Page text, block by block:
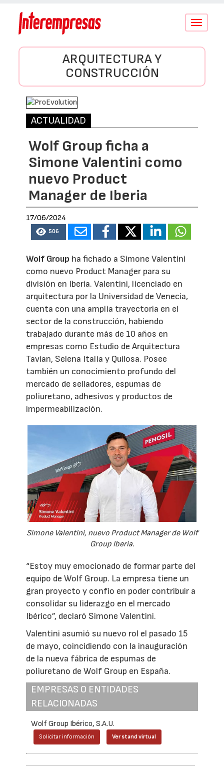
Conmutar
ARQUITECTURA Y
CONSTRUCCIÓN
ACTUALIDAD
Wolf Group ficha a
Simone Valentini como
nuevo Product
Manager de Iberia
17/06/2024
506
Wolf Group ha fichado a Simone Valentini
como nuevo Product Manager para su
división en Iberia. Valentini, licenciado en
arquitectura por la Universidad de Venecia,
cuenta con una amplia trayectoria en el
sector de la construcción, habiendo
trabajado durante más de 10 años en
empresas como Estudio de Arquitectura
Tavian, Selena Italia y Quilosa. Posee
también un conocimiento profundo del
mercado de selladores, espumas de
poliuretano, adhesivos y productos de
impermeabilización.
Simone Valentini, nuevo Product Manager de Wolf
Group Iberia.
“Estoy muy emocionado de formar parte del
equipo de Wolf Group. La empresa tiene un
gran proyecto y confío en poder contribuir a
consolidar su liderazgo en el mercado
Ibérico”, declaró Simone Valentini.
Valentini asumió su nuevo rol el pasado 15
de mayo, coincidiendo con la inauguración
de la nueva fábrica de espumas de
poliuretano de Wolf Group en España.
EMPRESAS O ENTIDADES
RELACIONADAS
Wolf Group Ibérico, S.A.U.
Solicitar información Ver stand virtual